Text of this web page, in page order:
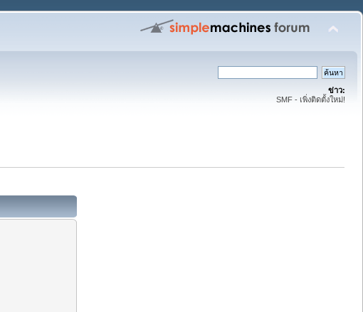
ข่าว:
SMF - เพิ่งติดตั้งใหม่!